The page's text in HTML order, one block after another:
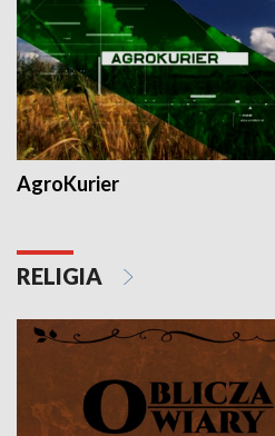
AgroKurier
RELIGIA